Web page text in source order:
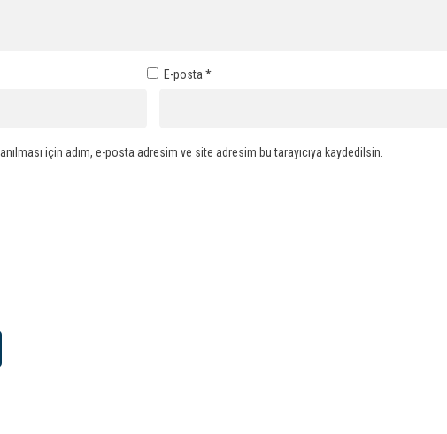
E-posta *
için adım, e-posta adresim ve site adresim bu tarayıcıya kaydedilsin.